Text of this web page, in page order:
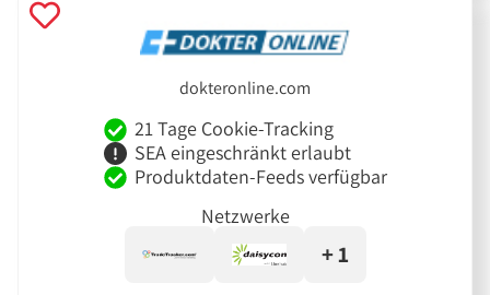
dokteronline.com
21 Tage Cookie-Tracking
SEA eingeschränkt erlaubt
Produktdaten-Feeds verfügbar
Netzwerke
+ 1